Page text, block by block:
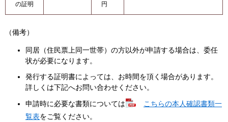
の証明
円
（備考）
同居（住民票上同一世帯）の方以外が申請する場合は、委任
状が必要になります。
発行する証明書によっては、お時間を頂く場合があります。
詳しくは下記へお問い合わせください。
申請時に必要な書類については
こちらの本人確認書類一
覧表をご覧ください。